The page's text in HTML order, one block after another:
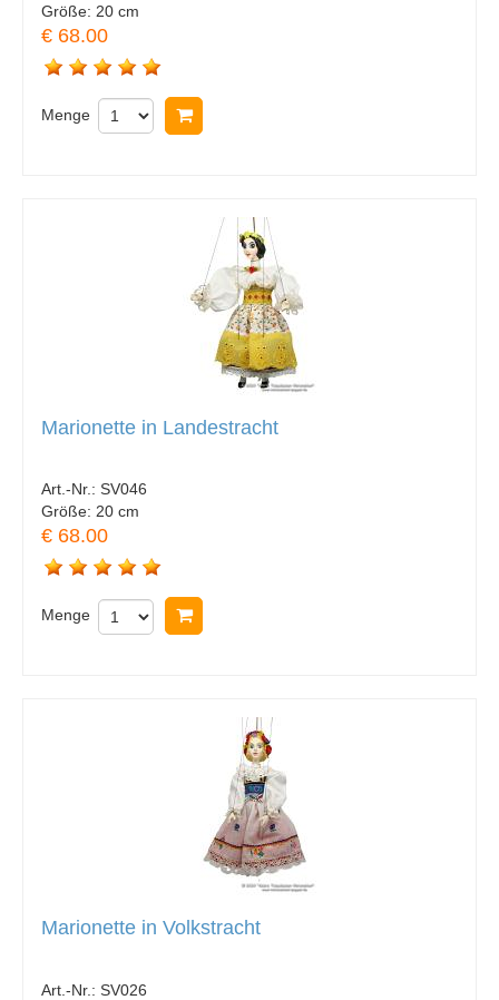
Größe: 20 cm
€ 68.00
Menge
Marionette in Landestracht
Art.-Nr.: SV046
Größe: 20 cm
€ 68.00
Menge
Marionette in Volkstracht
Art.-Nr.: SV026